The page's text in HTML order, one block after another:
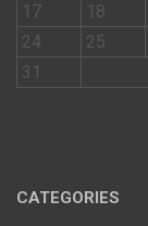
17
18
24
25
31
CATEGORIES